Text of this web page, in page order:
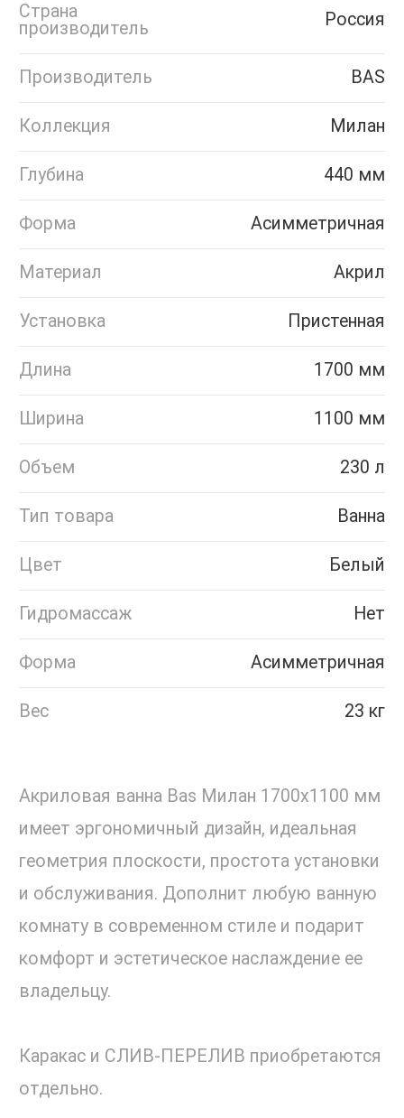
Страна
производитель
Россия
Производитель BAS
Коллекция Милан
Глубина 440 мм
Форма Асимметричная
Материал Акрил
Установка Пристенная
Длина 1700 мм
Ширина 1100 мм
Объем 230 л
Тип товара Ванна
Цвет Белый
Гидромассаж Нет
Форма Асимметричная
Вес 23 кг
Акриловая ванна Bas Милан 1700х1100 мм
имеет эргономичный дизайн, идеальная
геометрия плоскости, простота установки
и обслуживания. Дополнит любую ванную
комнату в современном стиле и подарит
комфорт и эстетическое наслаждение ее
владельцу.
Каракас и СЛИВ-ПЕРЕЛИВ приобретаются
отдельно.